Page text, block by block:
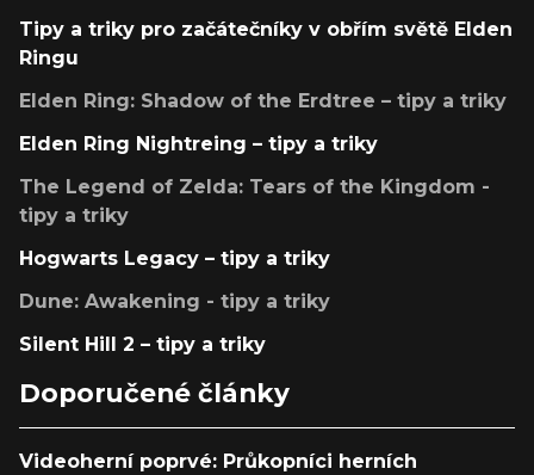
Tipy a triky pro začátečníky v obřím světě Elden
Ringu
Elden Ring: Shadow of the Erdtree – tipy a triky
Elden Ring Nightreing – tipy a triky
The Legend of Zelda: Tears of the Kingdom -
tipy a triky
Hogwarts Legacy – tipy a triky
Dune: Awakening - tipy a triky
Silent Hill 2 – tipy a triky
Doporučené články
Videoherní poprvé: Průkopníci herních